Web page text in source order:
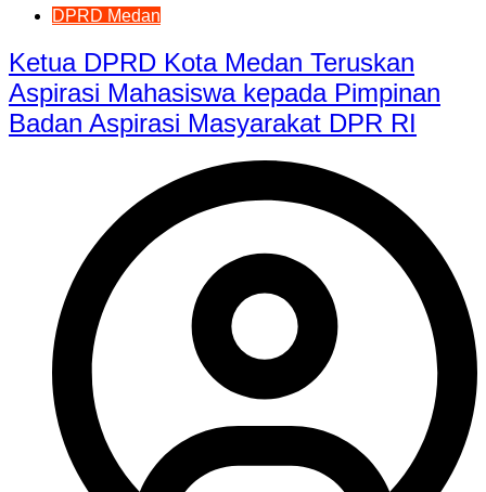
DPRD Medan
Ketua DPRD Kota Medan Teruskan
Aspirasi Mahasiswa kepada Pimpinan
Badan Aspirasi Masyarakat DPR RI